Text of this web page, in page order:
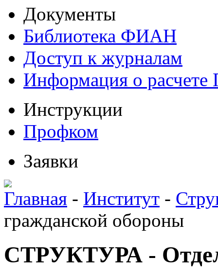
Документы
Библиотека ФИАН
Доступ к журналам
Информация о
Инструкции
Профком
Заявки
Главная - Институт -
гражданской обороны
СТРУКТУРА -